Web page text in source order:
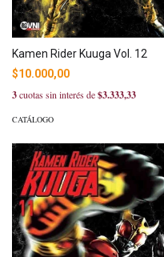
Kamen Rider Kuuga Vol. 12
$10.000,00
3cuotas sin interés de$3.333,33
CATÁLOGO